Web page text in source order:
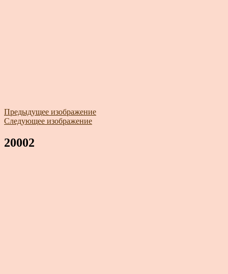
Предыдущее изображение
Следующее изображение
20002